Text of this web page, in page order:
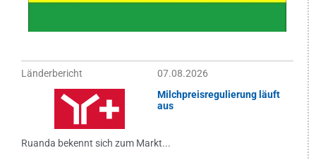
Länderbericht
07.08.2026
Milchpreisregulierung läuft
aus
Ruanda bekennt sich zum Markt...